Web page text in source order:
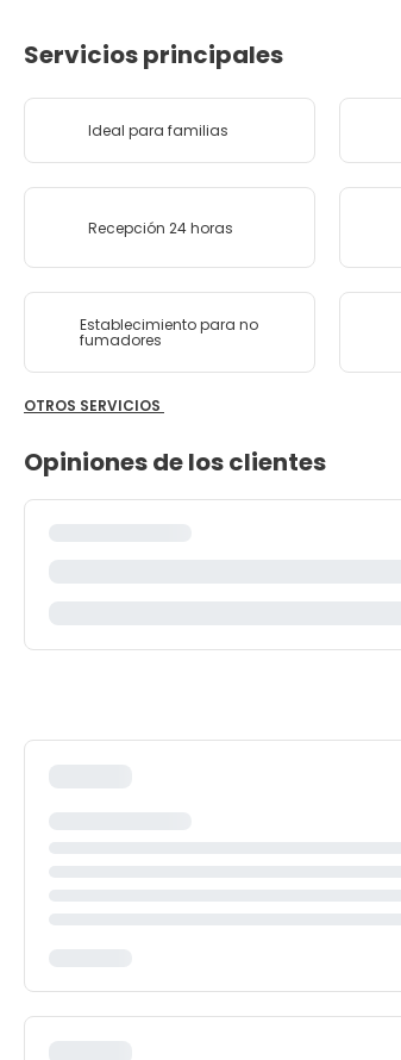
Servicios principales
Ideal para familias
Recepción 24 horas
Establecimiento para no
fumadores
OTROS SERVICIOS
Opiniones de los clientes